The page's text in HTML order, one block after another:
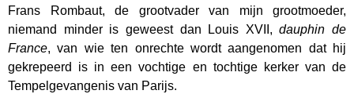
Frans Rombaut, de grootvader van mijn grootmoeder,
niemand minder is geweest dan Louis XVII,dauphin de
France, van wie ten onrechte wordt aangenomen dat hij
gekrepeerd is in een vochtige en tochtige kerker van de
Tempelgevangenis van Parijs.